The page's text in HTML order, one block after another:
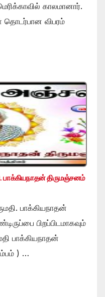
காலமானார்.
தொடர்பான விபரம்
பாக்கியநாதன் திருமஞ்சனம்
பாக்கியநாதன்
பிறப்பிடமாகவும்
பாக்கியநாதன்
) …